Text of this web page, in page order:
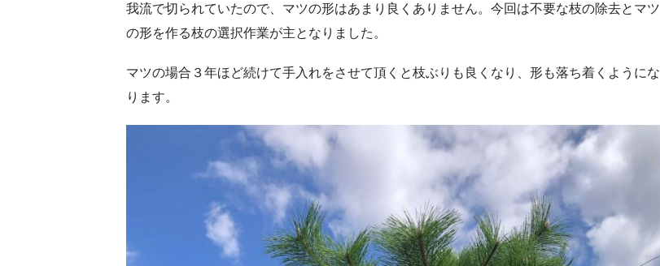
我流で切られていたので、マツの形はあまり良くありません。今回は不要な枝の除去とマツ
の形を作る枝の選択作業が主となりました。
マツの場合３年ほど続けて手入れをさせて頂くと枝ぶりも良くなり、形も落ち着くようにな
ります。